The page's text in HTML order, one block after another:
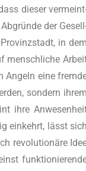
die­ser
der
in dem
mensch­li­che
Angeln eine
son­dern ihrem
ihre
ein­kehrt, lässt sich
revo­lu­tio­nä­re